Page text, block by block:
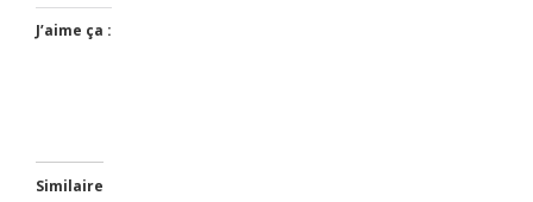
J’aime ça :
Similaire